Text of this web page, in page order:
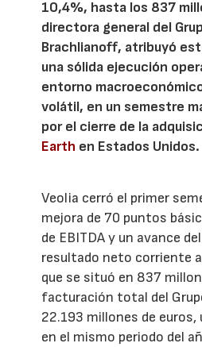
10,4%, hasta los 837
directora general del
Brachlianoff, atribuyó
una sólida ejecución
entorno
volátil, en un semestre
por el cierre de la
Earth en Estados Unidos.
Veolia cerró el primer
mejora de 70 puntos
de EBITDA y un avance
resultado neto corriente
que se situó en 837
facturación total del
22.193 millones de euros,
en el mismo periodo del